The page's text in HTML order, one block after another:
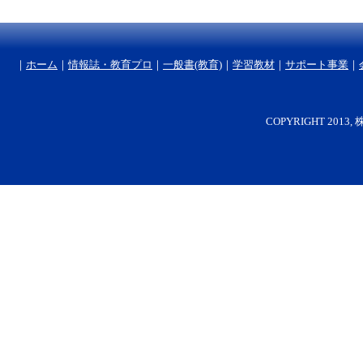
｜ ホーム ｜情報誌・教育プロ ｜ 一般書(教育) ｜ 学習教材 ｜ サポート事業 ｜
COPYRIGHT 2013,